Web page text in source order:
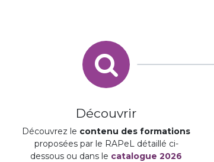
Découvrir
Découvrez le contenu des formations
proposées par le RAPeL détaillé ci-
dessous ou dans le catalogue 2026